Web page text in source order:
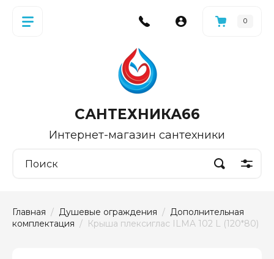
0
САНТЕХНИКА66
Интернет-магазин сантехники
Главная / Душевые ограждения / Дополнительная
комплектация /  Крыша плексиглас ILMA 102 L (120*80)